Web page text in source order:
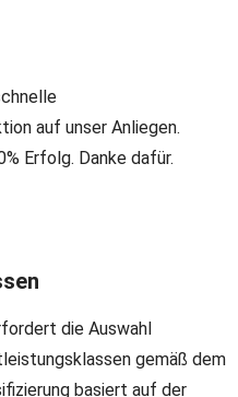
auf unser Anliegen.
Erfolg. Danke dafür.
die Auswahl
gemäß dem
basiert auf der